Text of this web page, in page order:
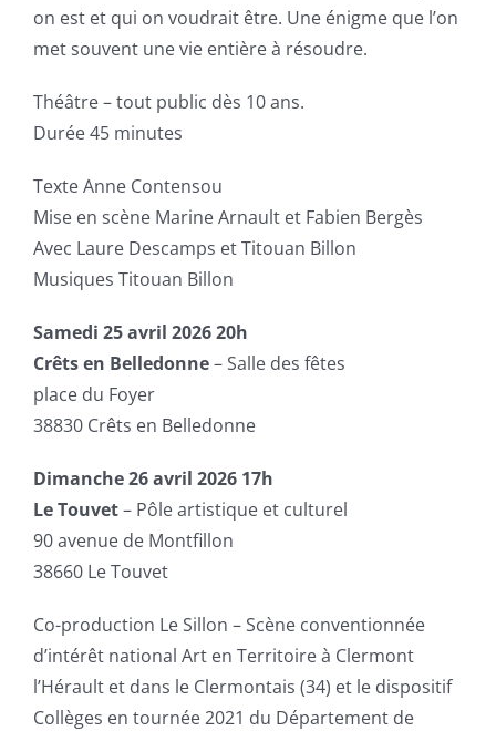
on est et qui on voudrait être. Une énigme que l’on
met souvent une vie entière à résoudre.
Théâtre – tout public dès 10 ans.
Durée 45 minutes
Texte Anne Contensou
Mise en scène Marine Arnault et Fabien Bergès
Avec Laure Descamps et Titouan Billon
Musiques Titouan Billon
Samedi 25 avril 2026 20h
Crêts en Belledonne– Salle des fêtes
place du Foyer
38830 Crêts en Belledonne
Dimanche 26 avril 2026 17h
Le Touvet– Pôle artistique et culturel
90 avenue de Montfillon
38660 Le Touvet
Co-production Le Sillon – Scène conventionnée
d’intérêt national Art en Territoire à Clermont
l’Hérault et dans le Clermontais (34) et le dispositif
Collèges en tournée 2021 du Département de